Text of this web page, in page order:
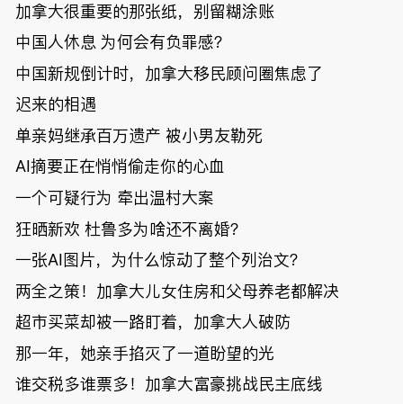
温“丑陋土
豆日”冲击
吉尼斯纪
录；惨！留
学生换汇被
骗光2万美
元，还被卷
入跨国刑案
账户遭封！
欠款多出$1
9万；突
发！无辜男
孩温哥华市
中心被刺身
单；房市崩
国租赁市场
恐迎暴跌危
加拿大很重要的那张纸，别留糊涂账
中国人休息 为何会有负罪感？
中国新规倒计时，加拿大移民顾问圈焦虑了
迟来的相遇
单亲妈继承百万遗产 被小男友勒死
AI摘要正在悄悄偷走你的心血
一个可疑行为 牵出温村大案
狂晒新欢 杜鲁多为啥还不离婚？
一张AI图片，为什么惊动了整个列治文？
两全之策！加拿大儿女住房和父母养老都解决
超市买菜却被一路盯着，加拿大人破防
那一年，她亲手掐灭了一道盼望的光
谁交税多谁票多！加拿大富豪挑战民主底线